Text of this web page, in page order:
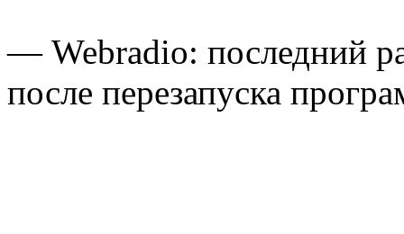
— Webradio: последний
после перезапуска